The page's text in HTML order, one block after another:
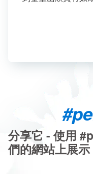
分享它 - 使用
們的網站上展示